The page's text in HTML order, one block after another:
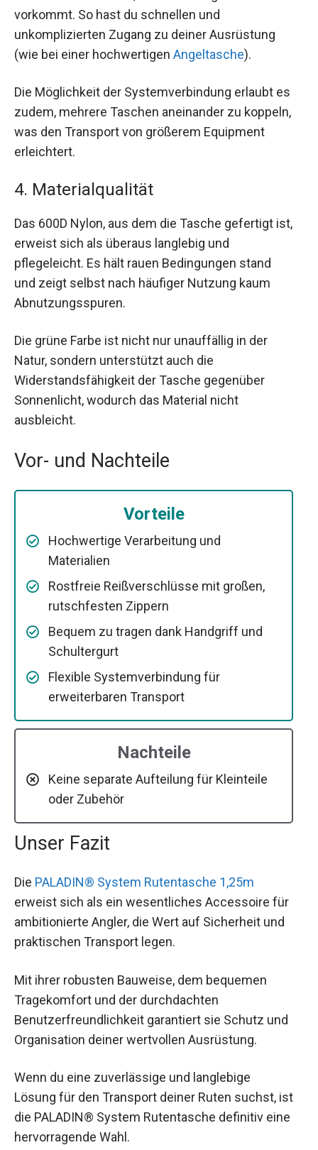
vorkommt. So hast du schnellen und
unkomplizierten Zugang zu deiner Ausrüstung
(wie bei einer hochwertigen Angeltasche).
Die Möglichkeit der Systemverbindung erlaubt es
zudem, mehrere Taschen aneinander zu koppeln,
was den Transport von größerem Equipment
erleichtert.
4. Materialqualität
Das 600D Nylon, aus dem die Tasche gefertigt ist,
erweist sich als überaus langlebig und
pflegeleicht. Es hält rauen Bedingungen stand
und zeigt selbst nach häufiger Nutzung kaum
Abnutzungsspuren.
Die grüne Farbe ist nicht nur unauffällig in der
Natur, sondern unterstützt auch die
Widerstandsfähigkeit der Tasche gegenüber
Sonnenlicht, wodurch das Material nicht
ausbleicht.
Vor- und Nachteile
Vorteile
Hochwertige Verarbeitung und
Materialien
Rostfreie Reißverschlüsse mit großen,
rutschfesten Zippern
Bequem zu tragen dank Handgriff und
Schultergurt
Flexible Systemverbindung für
erweiterbaren Transport
Nachteile
Keine separate Aufteilung für Kleinteile
oder Zubehör
Unser Fazit
Die PALADIN® System Rutentasche 1,25m
erweist sich als ein wesentliches Accessoire für
ambitionierte Angler, die Wert auf Sicherheit und
praktischen Transport legen.
Mit ihrer robusten Bauweise, dem bequemen
Tragekomfort und der durchdachten
Benutzerfreundlichkeit garantiert sie Schutz und
Organisation deiner wertvollen Ausrüstung.
Wenn du eine zuverlässige und langlebige
Lösung für den Transport deiner Ruten suchst, ist
die PALADIN® System Rutentasche definitiv eine
hervorragende Wahl.